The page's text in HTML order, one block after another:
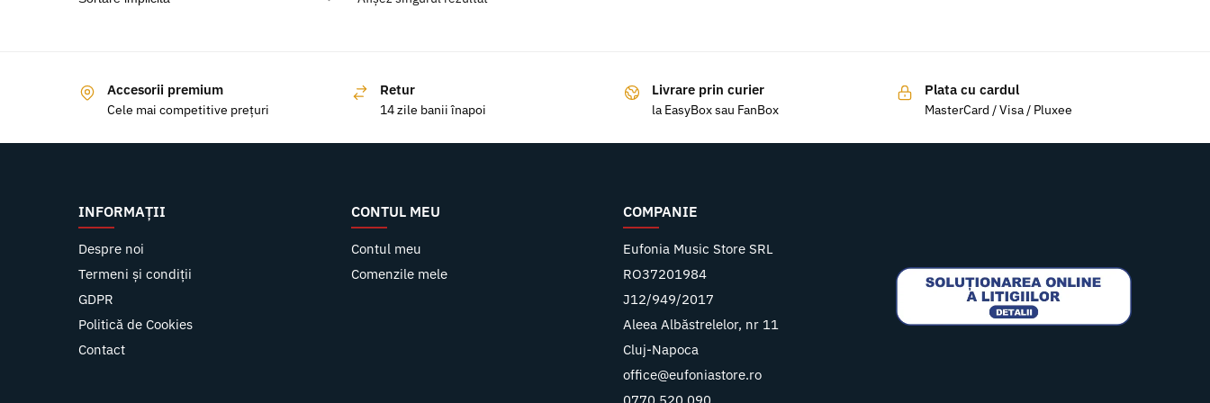
Accesorii premium
Cele mai competitive prețuri
Retur
14 zile banii înapoi
Livrare prin curier
la EasyBox sau FanBox
Plata cu cardul
MasterCard / Visa / Pluxee
INFORMAȚII
Despre noi
Termeni și condiții
GDPR
Politică de Cookies
Contact
CONTUL MEU
Contul meu
Comenzile mele
COMPANIE
Eufonia Music Store SRL
RO37201984
J12/949/2017
Aleea Albăstrelelor, nr 11
Cluj-Napoca
office@eufoniastore.ro